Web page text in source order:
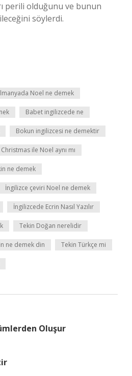
perili olduğunu ve bunun
söylerdi.
Noel ne demek
Babet ingilizcede ne
Bokun ingilizcesi ne demektir
Christmas ile Noel aynı mı
ne demek
İngilizce çeviri Noel ne demek
İngilizcede Ecrin Nasıl Yazılır
Tekin Doğan nerelidir
ne demek din Tekin Türkçe mi
Oluşur